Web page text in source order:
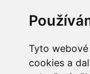
Tyto
cookies a
poškození nátěru
krbu.